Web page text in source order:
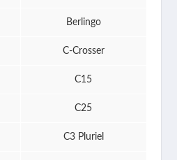
Berlingo
C-Crosser
C15
C25
C3 Pluriel